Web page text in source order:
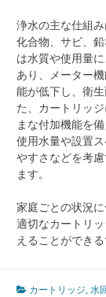
浄水の主な仕組
化合物、サビ、
は水質や使用量
あり、メーター
能が低下し、衛
た、カートリッ
まな付加機能を
使用水量や設置
やすさなどを考
ます。
家庭ごとの状況
適切なカートリ
えることができる
カートリッジ,水